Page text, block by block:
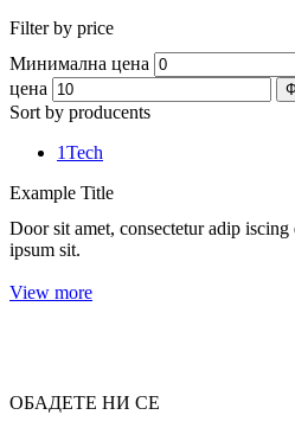
Filter by price
Минимална цена
цена
Sort by producents
1Tech
Example Title
Door sit amet, consectetur adip
ipsum sit.
View more
ОБАДЕТЕ НИ СЕ